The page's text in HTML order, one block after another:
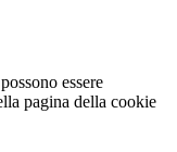
essere
pagina della cookie